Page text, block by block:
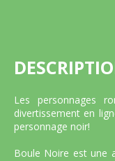
Les personnages
divertissement en
personnage noir!
Boule Noire est une